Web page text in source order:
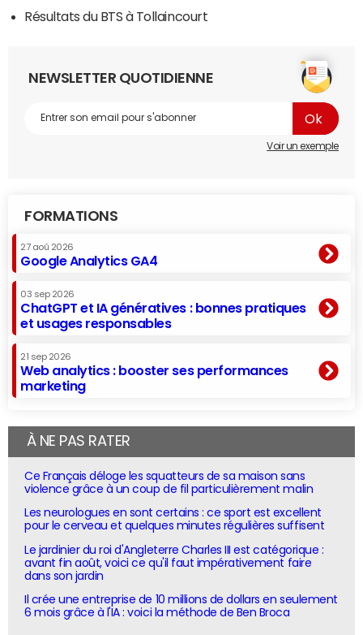
Résultats du BTS à Tollaincourt
NEWSLETTER QUOTIDIENNE
Voir un exemple
FORMATIONS
27 aoû 2026
Google Analytics GA4
03 sep 2026
ChatGPT et IA génératives : bonnes pratiques
et usages responsables
21 sep 2026
Web analytics : booster ses performances
marketing
À NE PAS RATER
Ce Français déloge les squatteurs de sa maison sans
violence grâce à un coup de fil particulièrement malin
Les neurologues en sont certains : ce sport est excellent
pour le cerveau et quelques minutes régulières suffisent
Le jardinier du roi d'Angleterre Charles III est catégorique :
avant fin août, voici ce qu'il faut impérativement faire
dans son jardin
Il crée une entreprise de 10 millions de dollars en seulement
6 mois grâce à l'IA : voici la méthode de Ben Broca